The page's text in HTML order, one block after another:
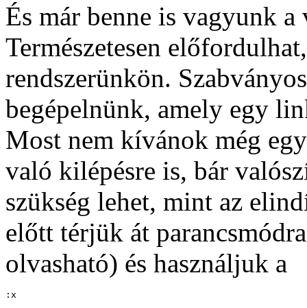
És már benne is vagyunk
Természetesen
rendszerünkön.
begépelnünk, amely egy
Most nem kívánok még
való kilépésre is, bár
szükség lehet, mint az
előtt térjük át
olvasható) és használjuk a
:x